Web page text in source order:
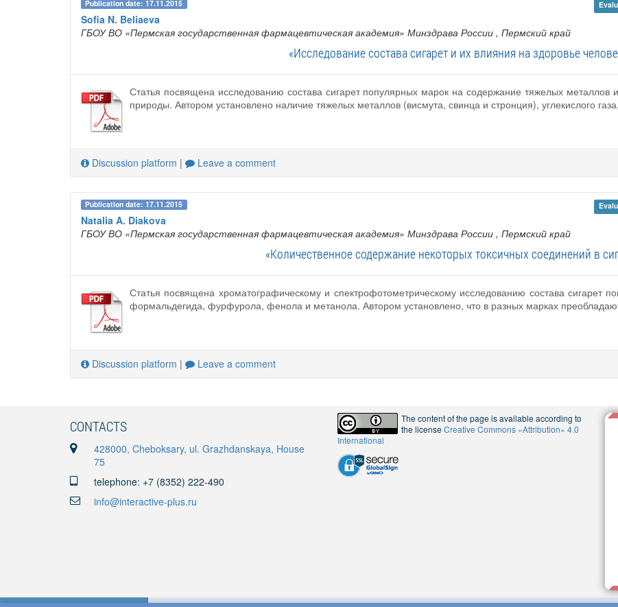
Publication date: 17.11.2015
Sofia N. Beliaeva
ГБОУ ВО «Пермская государственная фармацевтическая академия» Минздрава России , Пермский край
«Исследование состава сигарет и их влияния на здоровье
Статья посвящена исследованию состава сигарет популярных марок на содержание тяжелых металлов
природы. Автором установлено наличие тяжелых металлов (висмута, свинца и стронция), углекислого
Discussion platform | Leave a comment
Publication date: 17.11.2015
Natalia A. Diakova
ГБОУ ВО «Пермская государственная фармацевтическая академия» Минздрава России , Пермский край
«Количественное содержание некоторых токсичных соединений в
Статья посвящена хроматографическому и спектрофотометрическому исследованию состава сигарет
формальдегида, фурфурола, фенола и метанола. Автором установлено, что в разных марках
Discussion platform | Leave a comment
CONTACTS
428000, Cheboksary, ul. Grazhdanskaya, House
75
telephone: +7 (8352) 222-490
info@interactive-plus.ru
The content of the page is available according to
the licenseCreative Commons «Attribution» 4.0
International